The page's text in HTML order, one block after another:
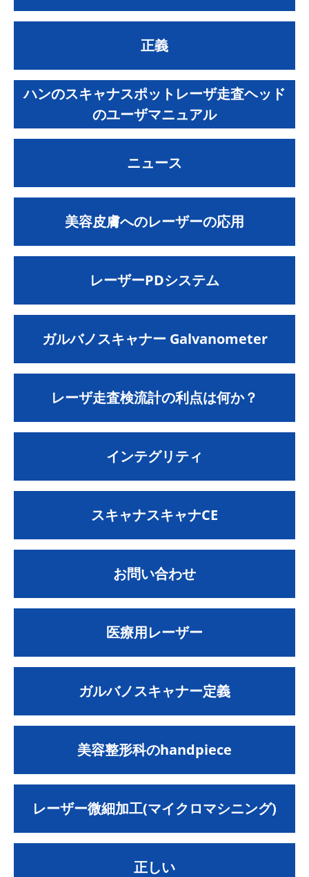
正義
ハンのスキャナスポットレーザ走査ヘッド
のユーザマニュアル
ニュース
美容皮膚へのレーザーの応用
レーザーPDシステム
ガルバノスキャナー Galvanometer
レーザ走査検流計の利点は何か？
インテグリティ
スキャナスキャナCE
お問い合わせ
医療用レーザー
ガルバノスキャナー定義
美容整形科のhandpiece
レーザー微細加工(マイクロマシニング)
正しい